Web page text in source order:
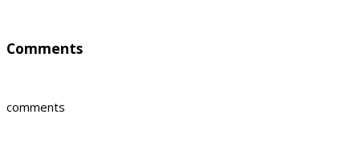
Comments
comments